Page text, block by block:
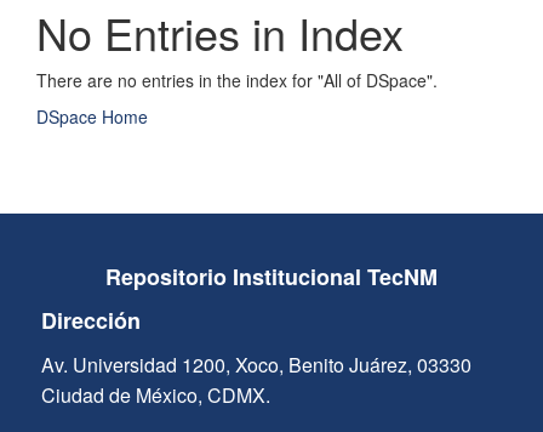
No Entries in Index
There are no entries in the index for "All of DSpace".
DSpace Home
Repositorio Institucional TecNM
Dirección
Av. Universidad 1200, Xoco, Benito Juárez, 03330
Ciudad de México, CDMX.